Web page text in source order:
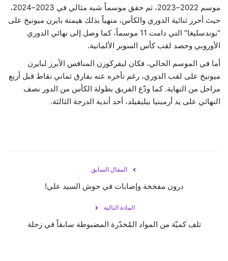
موسم 2022–2023، ثم حقق موسماً شبه مثالي في 2023–2024،
حيث أحرز ثنائية الدوري والكأس، منهياً بذلك هيمنة بايرن ميونيخ على
"بوندسليغا" التي دامت 11 موسماً، كما وصل إلى نهائي الدوري
الأوروبي وحصد لقب كأس السوبر الألمانية.
أما في الموسم الحالي، فكان ليفركوزن المنافس الأبرز لبايرن
ميونيخ على لقب الدوري، رغم تأخره عنه بفارق ثماني نقاط قبل أربع
مراحل من النهاية. كما ودّع الفريق بطولة الكأس من الدور نصف
النهائي على يد أرمينيا بيليفيلد، أحد أندية الدرجة الثالثة.
المقال السابق
درون مفخخة وإصابات في حوش السيد علي!
المادة التالية
تلف كميّة من المواد المُخدّرة المضبوطة سابقاً في زحلة